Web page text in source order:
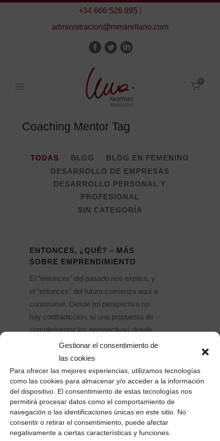
Gestionar el consentimiento de
las cookies
Para ofrecer las mejores experiencias, utilizamos tecnologías
como las cookies para almacenar y/o acceder a la información
del dispositivo. El consentimiento de estas tecnologías nos
permitirá procesar datos como el comportamiento de
navegación o las identificaciones únicas en este sitio. No
consentir o retirar el consentimiento, puede afectar
negativamente a ciertas características y funciones.
+34 666 526 995
administracion@mmarellano.com
0
Coaching Mentor Tag
TODAS BLOG
BLOG EN FEMENINO
DESARROLLO DE EMPRESAS
DESARROLLO PERSONAL Y
PROFESIONAL
SIN CATEGORÍA
ENTONCES, ¿QUÉ? – MÁS
SOBRE EMPRENDIMIENTO
El “entonces” del pasado nos explica, y
el “entonces” del futuro comienza aquí a
construirse. Desde mi perspectiva no
hay contradicción, sí una propuesta de
complementar las perspectivas desde
las que se contempla el emprendimiento.
La “Empresa” desde un punto de vista
institucional, puede ser contemplada...
22 octubre, 2013 /2 Comentarios